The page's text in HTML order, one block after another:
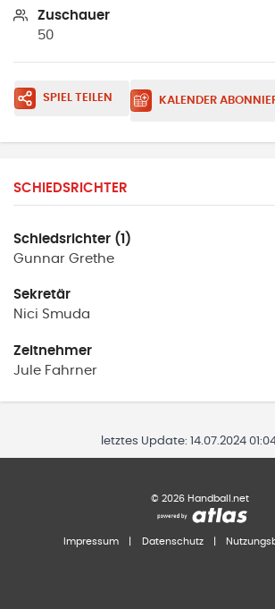
Zuschauer
50
SPIEL TEILEN KALENDER
SCHIEDSRICHTER
Schiedsrichter (1)
Gunnar Grethe
Sekretär
Nici Smuda
Zeitnehmer
Jule Fahrner
letztes Update: 14.07.2024
© 2026 Handball.net
Impressum Datenschutz